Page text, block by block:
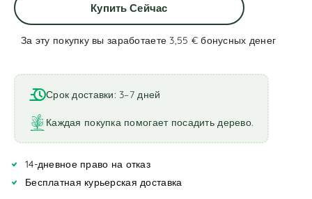
Купить Сейчас
За эту покупку вы заработаете 3,55 €бонусных денег
l
t
e
r
n
t
i
Срок доставки: 3–7 дней
Каждая покупка помогает посадить дерево.
14-дневное право на отказ
Бесплатная курьерская доставка